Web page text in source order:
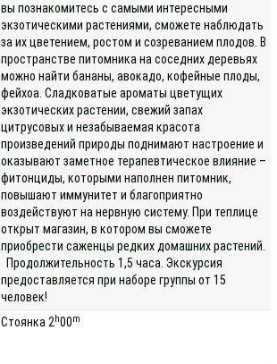
вы познакомитесь с самыми интересными
экзотическими растениями, сможете наблюдать
за их цветением, ростом и созреванием плодов. В
пространстве питомника на соседних деревьях
можно найти бананы, авокадо, кофейные плоды,
фейхоа. Сладковатые ароматы цветущих
экзотических растении, свежий запах
цитрусовых и незабываемая красота
произведений природы поднимают настроение и
оказывают заметное терапевтическое влияние –
фитонциды, которыми наполнен питомник,
повышают иммунитет и благоприятно
воздействуют на нервную систему. При теплице
открыт магазин, в котором вы сможете
приобрести саженцы редких домашних растений.
Продолжительность 1,5 часа. Экскурсия
предоставляется при наборе группы от 15
человек!
Стоянка 2h00m